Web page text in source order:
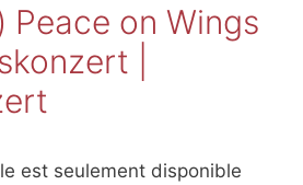
Peace on Wings
|
est seulement disponible